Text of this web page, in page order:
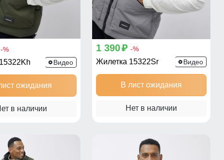
-%
Видео
ожидания
в наличии
1 390p -%
Жилетка 15322Sr Видео
В лист ожидания
Нет в наличии